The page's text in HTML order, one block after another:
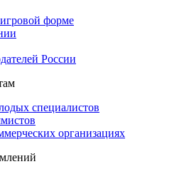
форме
России
специалистов
организациях